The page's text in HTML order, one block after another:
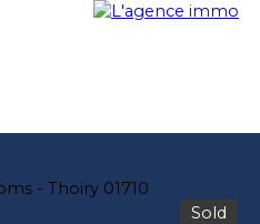
Sold